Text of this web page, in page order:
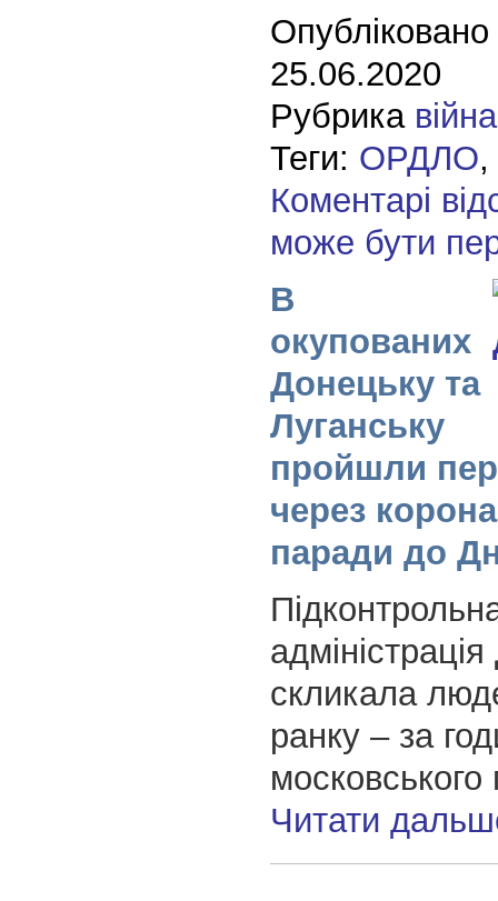
25.06.2020
Рубрика війна
Теги: ОРДЛО,
Коментарі
може бути
В
окупованих
Донецьку та
Луганську
пройшли
через
паради до
скликала
ранку – за
московського
Читати